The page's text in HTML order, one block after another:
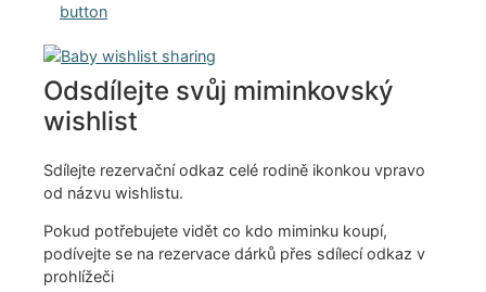
button
Odsdílejte svůj miminkovský
wishlist
Sdílejte rezervační odkaz celé rodině ikonkou vpravo
od názvu wishlistu.
Pokud potřebujete vidět co kdo miminku koupí,
podívejte se na rezervace dárků přes sdílecí odkaz v
prohlížeči